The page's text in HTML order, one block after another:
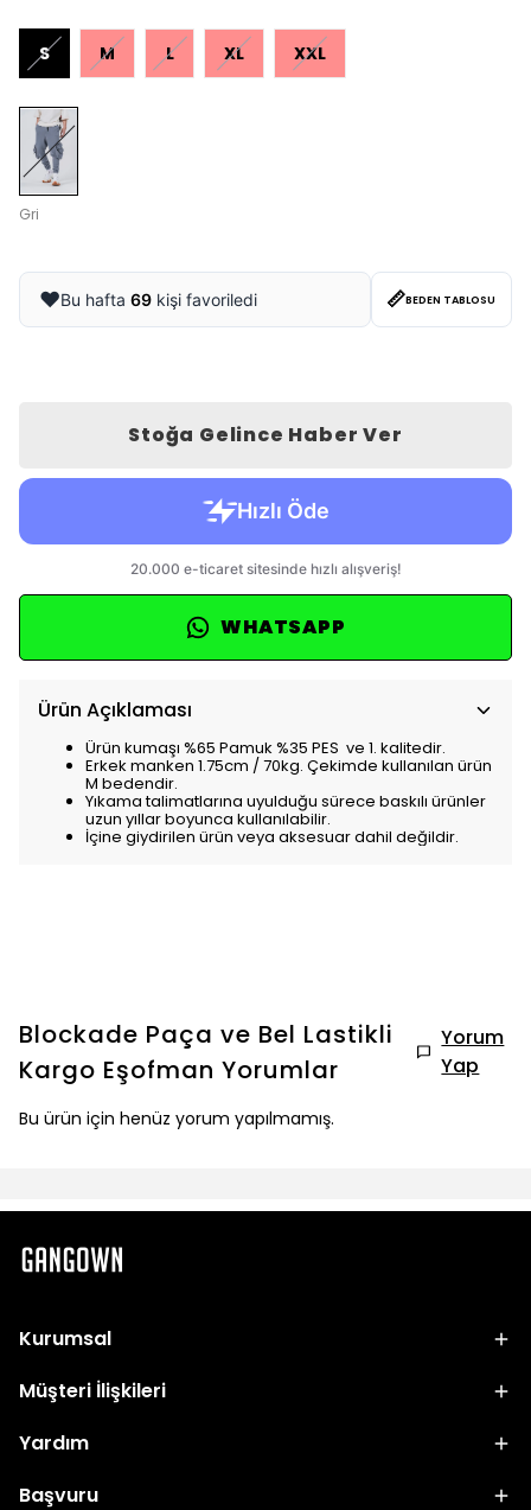
S M L XL XXL
Gri
❤️Bu hafta 69 kişi favoriledi 📏BEDEN TABLOSU
Stoğa Gelince Haber Ver
WHATSAPP
Ürün Açıklaması
Ürün kumaşı %65 Pamuk %35 PES ve 1. kalitedir.
Erkek manken 1.75cm / 70kg. Çekimde kullanılan ürün
M bedendir.
Yıkama talimatlarına uyulduğu sürece baskılı ürünler
uzun yıllar boyunca kullanılabilir.
İçine giydirilen ürün veya aksesuar dahil değildir.
Blockade Paça ve Bel Lastikli
Kargo Eşofman Yorumlar
Yorum
Yap
Bu ürün için henüz yorum yapılmamış.
Kurumsal
Müşteri İlişkileri
Yardım
Başvuru